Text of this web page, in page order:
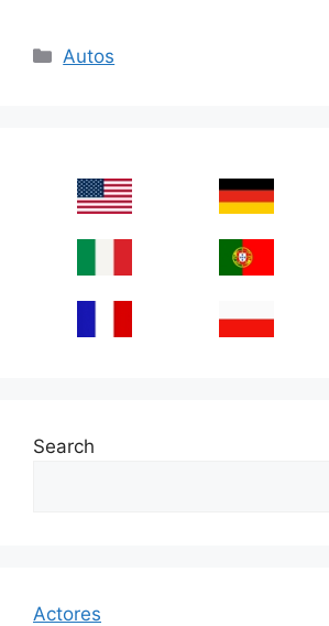
Categories
Autos
Search
Actores